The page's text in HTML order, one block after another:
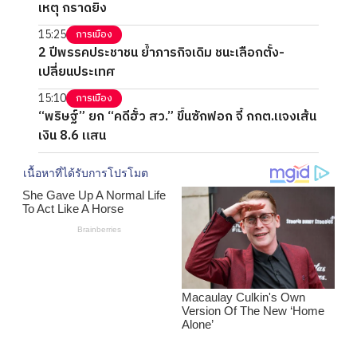
เหตุ กราดยิง
15:25 การเมือง
2 ปีพรรคประชาชน ย้ำภารกิจเดิม ชนะเลือกตั้ง-
เปลี่ยนประเทศ
15:10 การเมือง
“พริษฐ์” ยก “คดีฮั้ว สว.” ขึ้นซักฟอก จี้ กกต.แจงเส้น
เงิน 8.6 แสน